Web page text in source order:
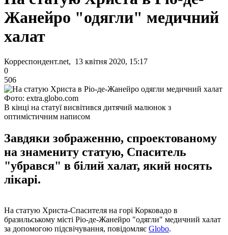
Жанейро "одягли" медичний
халат
Корреспондент.net, 13 квітня 2020, 15:17
0
506
Фото: extra.globo.com
В кінці на статуї висвітився дитячий малюнок з
оптимістичним написом
Завдяки зображенню, спроектованому
на знамениту статую, Спаситель
"убрався" в білий халат, який носять
лікарі.
На статую Христа-Спасителя на горі Корковадо в
бразильському місті Ріо-де-Жанейро "одягли" медичний халат
за допомогою підсвічування, повідомляє Globo.